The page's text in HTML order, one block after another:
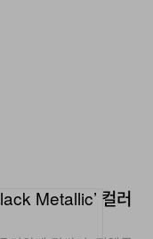
하게 감싸며, 전체를
더해준다.